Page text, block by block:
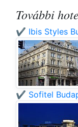
További
✔️ Ibis Styles
✔️ Sofitel